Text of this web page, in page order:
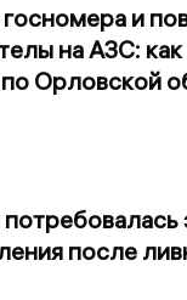
и
на АЗС: как
Орловской
после